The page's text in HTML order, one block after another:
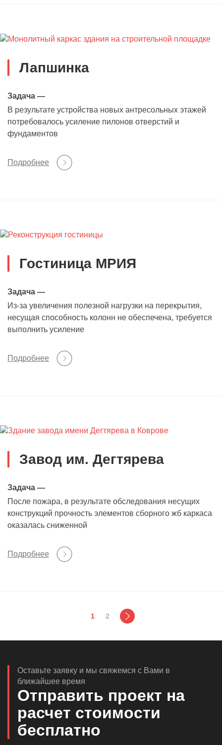
Лапшинка
Задача —
В результате устройства новых антресольных этажей
потребовалось усиление пилонов отверстий и
фундаментов
Подробнее
Гостиница МРИЯ
Задача —
Из-за увеличения полезной нагрузки на перекрытия,
несущая способность колонн не обеспечена, требуется
выполнить усиление
Подробнее
Завод им. Дегтярева
Задача —
После пожара, в результате обследования несущих
конструкций прочность элементов сборного жб каркаса
оказалась сниженной
Подробнее
1 2
Оставьте заявку и мы свяжемся с Вами в
ближайшее время
Отправить проект на
расчет стоимости
бесплатно